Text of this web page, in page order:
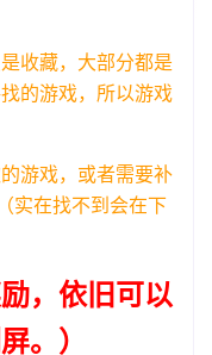
收藏，大部分都是
的游戏，所以游戏
游戏，或者需要补
实在找不到会在下
，依旧可以
。）